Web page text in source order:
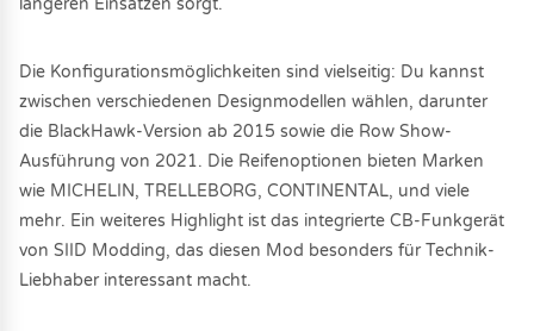
längeren Einsätzen sorgt.
Die Konfigurationsmöglichkeiten sind vielseitig: Du kannst
zwischen verschiedenen Designmodellen wählen, darunter
die BlackHawk-Version ab 2015 sowie die Row Show-
Ausführung von 2021. Die Reifenoptionen bieten Marken
wie MICHELIN, TRELLEBORG, CONTINENTAL, und viele
mehr. Ein weiteres Highlight ist das integrierte CB-Funkgerät
von SIID Modding, das diesen Mod besonders für Technik-
Liebhaber interessant macht.